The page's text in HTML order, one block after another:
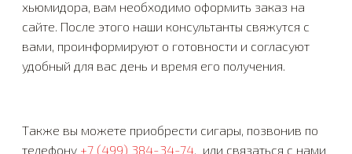
хьюмидора, вам необходимо оформить заказ на
сайте. После этого наши консультанты свяжутся с
вами, проинформируют о готовности и согласуют
удобный для вас день и время его получения.
Также вы можете приобрести сигары, позвонив по
телефону +7 (499) 384-34-74, или связаться с нами